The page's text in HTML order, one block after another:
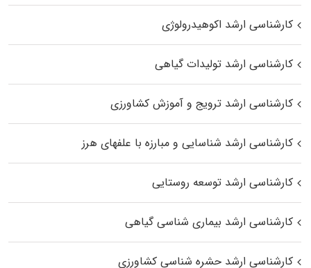
کارشناسی ارشد اکوهیدرولوژی
کارشناسی ارشد تولیدات گیاهی
کارشناسی ارشد ترویج و آموزش کشاورزی
کارشناسی ارشد شناسایی و مبارزه با علفهای هرز
کارشناسی ارشد توسعه روستایی
کارشناسی ارشد بیماری‌ شناسی گیاهی
کارشناسی ارشد حشره‌ شناسی کشاورزی